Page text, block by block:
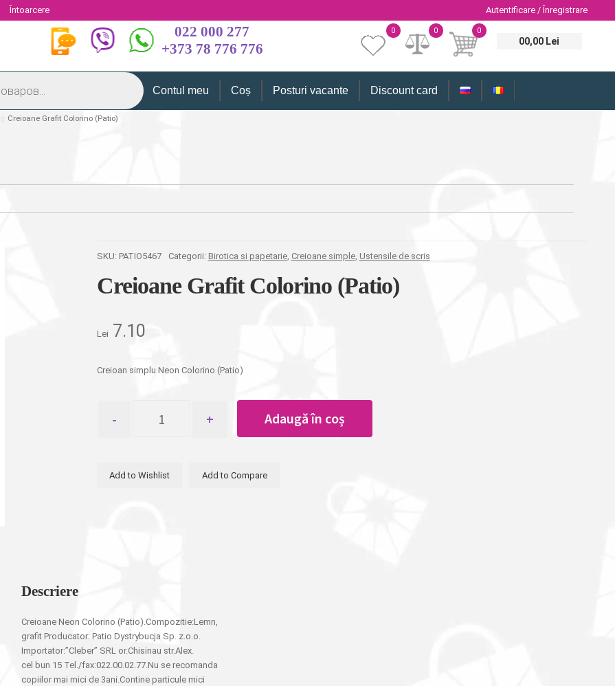
Întoarcere Autentificare / Înregistrare
022 000 277
+373 78 776 776
0
00,00 Lei
0
0
Contul meu Coș Posturi vacante Discount card
Creioane Grafit Colorino (Patio)
SKU: PATIO5467 Categorii: Birotica si papetarie, Creioane simple, Ustensile de scris
Creioane Grafit Colorino (Patio)
Lei 7.10
Creioan simplu Neon Colorino (Patio)
Creioane
Adaugă în coș
Add to Wishlist Add to Compare
Descriere
Creioane Neon Colorino (Patio).Compozitie:Lemn,
grafit Producator: Patio Dystrybucja Sp. z.o.o.
Importator:”Cleber” SRL or.Chisinau str.Alex.
cel bun 15 Tel./fax:022.00.02.77.Nu se recomanda
copiilor mai mici de 3ani.Contine particule mici